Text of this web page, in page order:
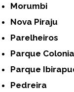
Morumbi
Nova Piraju
Parelheiros
Parque
Parque
Pedreira